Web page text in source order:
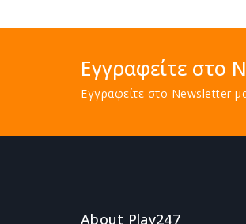
Εγγραφείτε στο
Εγγραφείτε στο Newsletter
About Play247